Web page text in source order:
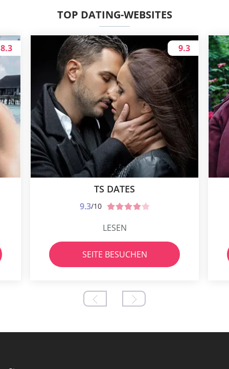
TOP DATING-WEBSITES
8.3
TS DATES
9.3/10
9.3
LESEN
SEITE BESUCHEN